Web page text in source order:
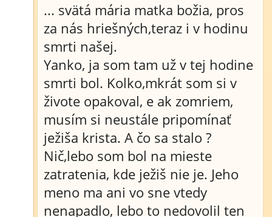
... svätá mária matka božia, pros
za nás hriešných,teraz i v hodinu
smrti našej.
Yanko, ja som tam už v tej hodine
smrti bol. Kolko,mkrát som si v
živote opakoval, e ak zomriem,
musím si neustále pripomínať
ježiša krista. A čo sa stalo ?
Nič,lebo som bol na mieste
zatratenia, kde ježiš nie je. Jeho
meno ma ani vo sne vtedy
nenapadlo, lebo to nedovolil ten